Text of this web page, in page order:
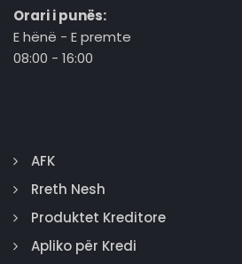
Orari i punës:
E hënë - E premte
08:00 - 16:00
AFK
Rreth Nesh
Produktet Kreditore
Apliko për Kredi